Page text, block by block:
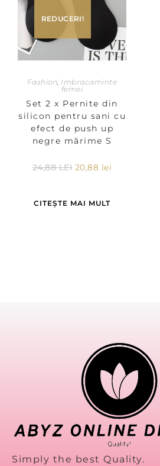
REDUCERI!
Fashion Imbracaminte
femei
Set 2 x Pernite din
silicon pentru sani cu
efect de push up
negre mărime S
24,88LEI 20,88 lei
CITEȘTE MAI MULT
Simply the best Quality.